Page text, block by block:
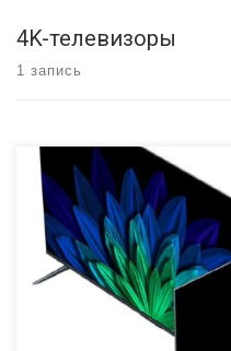
4K-телевизоры
1 запись
Сегодня 11.05.19 в Шанхае
конференция Xiaomi. Впервые
премиальных QLED-
55, 65 и 75 дюймов. Вместе с
линейка Xiaomi Mi TV 5 с